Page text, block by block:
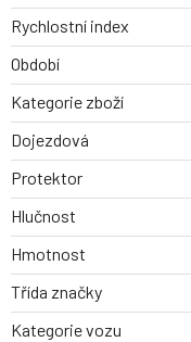
Rychlostní index
Období
Kategorie zboží
Dojezdová
Protektor
Hlučnost
Hmotnost
Třída značky
Kategorie vozu